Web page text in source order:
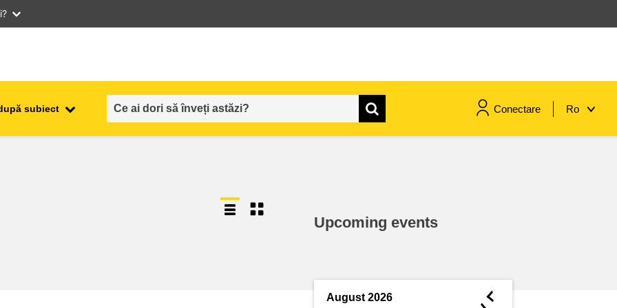
subiect Conectare Ro
Upcoming events
August 2026 ◄